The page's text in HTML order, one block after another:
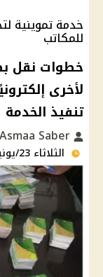
خدمة تموينية
للمكاتب
خطوات نقل
لأخرى
تنفيذ الخدمة
الثلاثاء 23/يونيو/2026 - 04:20 م